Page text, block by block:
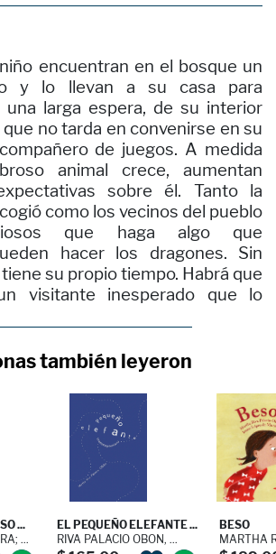
encuentran en el bosque un
y lo llevan a su casa para
una larga espera, de su interior
no tarda en convenirse en su
de juegos. A medida
animal crece, aumentan
sobre él. Tanto la
como los vecinos del pueblo
que haga algo que
hacer los dragones. Sin
su propio tiempo. Habrá que
visitante inesperado que lo
también leyeron
...
...
EL PEQUEÑO ELEFANTE ...
RIVA PALACIO OBON, ...
BESO
MARTHA